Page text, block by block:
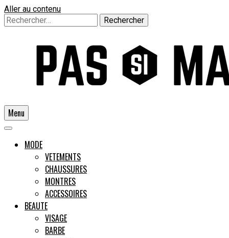
Aller au contenu
Rechercher :
Pas si
Un guide pour l'homme moderne
Menu
MODE
VETEMENTS
CHAUSSURES
MONTRES
ACCESSOIRES
BEAUTE
VISAGE
BARBE